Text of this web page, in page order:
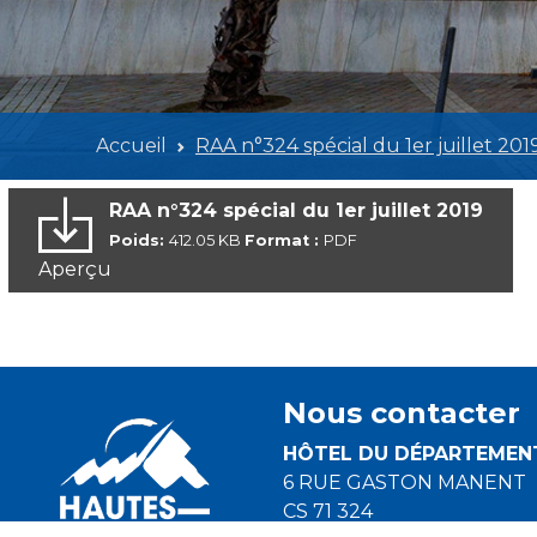
Accueil RAA n°324 spécial du 1er juillet
RAA n°324 spécial du 1er juillet 2019
Poids: 412.05 KB Format : PDF
Aperçu
Nous contacter
HÔTEL DU
6 RUE GASTON MANENT
CS 71 324